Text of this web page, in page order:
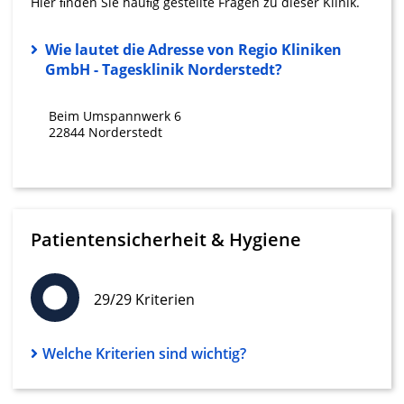
Wie lautet die Adresse von Regio Kliniken
GmbH - Tagesklinik Norderstedt?
Beim Umspannwerk 6
22844 Norderstedt
Patientensicherheit & Hygiene
29/29 Kriterien
Welche Kriterien sind wichtig?
Verwendung von Profilen zur Auswahl
Erstellung von Profilen zur Personalisierung
von Inhalten
personalisierter Inhalte
Messung der Werbeleistung
Analyse von Zielgruppen durch Statistiken
oder Kombinationen von Daten aus
Angebote